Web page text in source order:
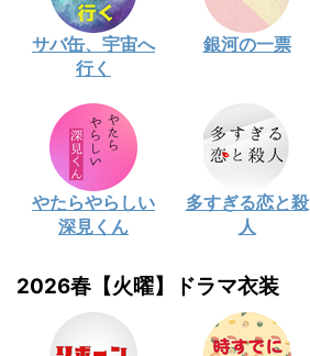
サバ缶、宇宙へ
行く
銀河の一票
やたらやらしい
深見くん
多すぎる恋と殺
人
2026春【火曜】ドラマ衣装